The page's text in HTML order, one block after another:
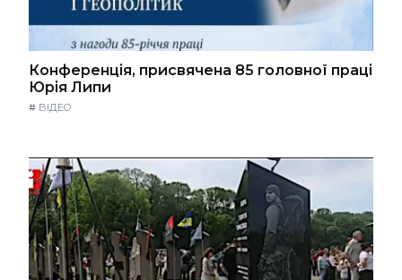
Конференція, присвячена 85 головної праці
Юрія Липи
# ВІДЕО